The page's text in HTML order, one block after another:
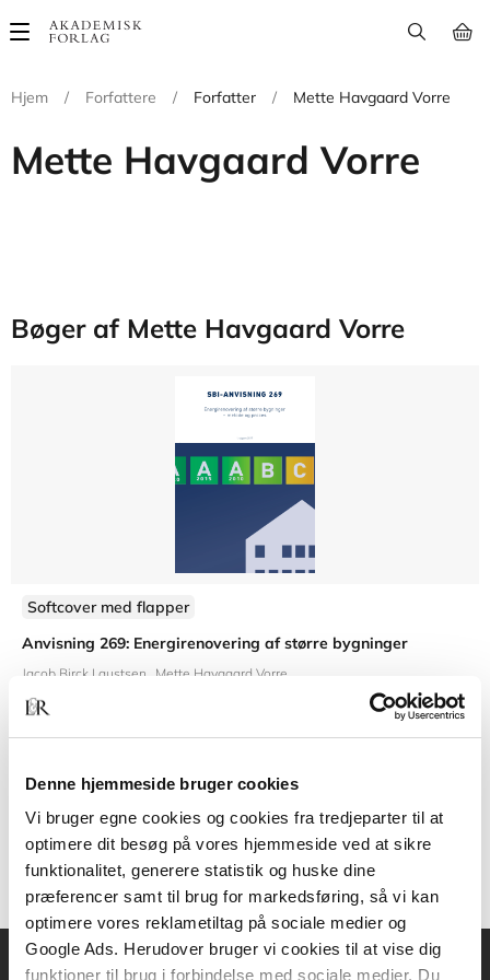
Denne hjemmeside bruger cookies
Vi bruger egne cookies og cookies fra tredjeparter til at
optimere dit besøg på vores hjemmeside ved at sikre
funktionalitet, generere statistik og huske dine
præferencer samt til brug for markedsføring, så vi kan
optimere vores reklametiltag på sociale medier og
Google Ads. Herudover bruger vi cookies til at vise dig
funktioner til brug i forbindelse med sociale medier. Du
Main
Hjem
/ Forfattere / Forfatter / Mette Havgaard Vorre
Mette Havgaard Vorre
Bøger af Mette Havgaard Vorre
Softcover med flapper
Anvisning 269: Energirenovering af større bygninger
Jacob Birck Laustsen Mette Havgaard Vorre
300,00 KR.